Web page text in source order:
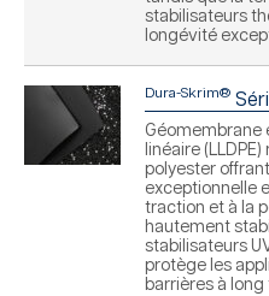
stabilisateurs
longévité
Dura-Skrim®
Géomembrane
linéaire
polyester
exceptionnelle
traction et à la
hautement
stabilisateurs
protège les
barrières à long